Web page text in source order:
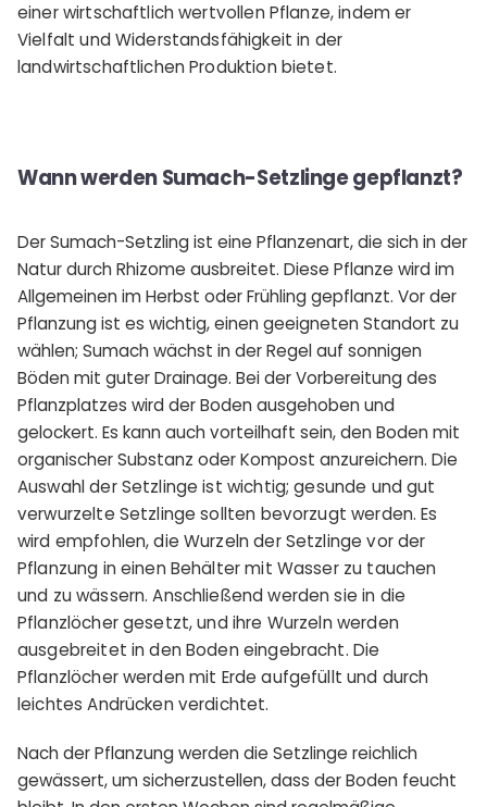
einer wirtschaftlich wertvollen Pflanze, indem er
Vielfalt und Widerstandsfähigkeit in der
landwirtschaftlichen Produktion bietet.
Wann werden Sumach-Setzlinge gepflanzt?
Der Sumach-Setzling ist eine Pflanzenart, die sich in der
Natur durch Rhizome ausbreitet. Diese Pflanze wird im
Allgemeinen im Herbst oder Frühling gepflanzt. Vor der
Pflanzung ist es wichtig, einen geeigneten Standort zu
wählen; Sumach wächst in der Regel auf sonnigen
Böden mit guter Drainage. Bei der Vorbereitung des
Pflanzplatzes wird der Boden ausgehoben und
gelockert. Es kann auch vorteilhaft sein, den Boden mit
organischer Substanz oder Kompost anzureichern. Die
Auswahl der Setzlinge ist wichtig; gesunde und gut
verwurzelte Setzlinge sollten bevorzugt werden. Es
wird empfohlen, die Wurzeln der Setzlinge vor der
Pflanzung in einen Behälter mit Wasser zu tauchen
und zu wässern. Anschließend werden sie in die
Pflanzlöcher gesetzt, und ihre Wurzeln werden
ausgebreitet in den Boden eingebracht. Die
Pflanzlöcher werden mit Erde aufgefüllt und durch
leichtes Andrücken verdichtet.
Nach der Pflanzung werden die Setzlinge reichlich
gewässert, um sicherzustellen, dass der Boden feucht